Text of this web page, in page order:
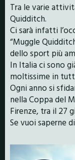
Tra le varie
Quidditch.
Ci sarà infatti
“Muggle
dello sport più
In Italia ci sono
moltissime in
Ogni anno si
nella Coppa del
Firenze, tra il 27
Se vuoi saperne